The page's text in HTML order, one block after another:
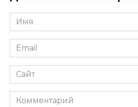
Имя
*
Email
*
Сайт
Комментарий